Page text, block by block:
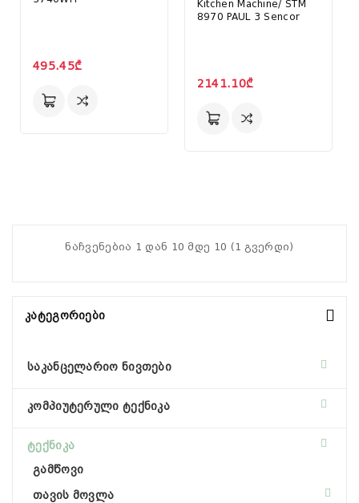
495.45₾
Kitchen Machine/ STM
8970 PAUL 3 Sencor
2141.10₾
ნაჩვენებია 1 დან 10 მდე 10 (1 გვერდი)
Კატეგორიები
საკანცელარიო ნივთები
კომპიუტერული ტექნიკა
ტექნიკა
გამწოვი
თავის მოვლა